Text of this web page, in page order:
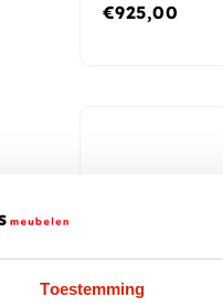
Toestemming
€925,00